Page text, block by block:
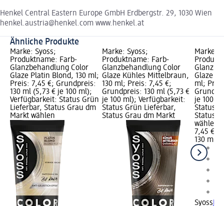
Henkel Central Eastern Europe GmbH Erdbergstr. 29, 1030 Wien
henkel.austria@henkel.com www.henkel.at
Ähnliche Produkte
Marke: Syoss;
Produktname: Farb-
Glanzbehandlung Color
Glaze Platin Blond, 130 ml;
Preis: 7,45 €; Grundpreis:
130 ml (5,73 € je 100 ml);
Verfügbarkeit: Status Grün
Lieferbar, Status Grau dm
Markt wählen
Marke: Syoss;
Produktname: Farb-
Glanzbehandlung Color
Glaze Kühles Mittelbraun,
130 ml; Preis: 7,45 €;
Grundpreis: 130 ml (5,73 €
je 100 ml); Verfügbarkeit:
Status Grün Lieferbar,
Status Grau dm Markt
Marke:
Glaze
ml;
je 100
Status
Status
wählen
7,45 €
130 ml
Syoss